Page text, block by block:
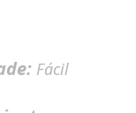
Fácil